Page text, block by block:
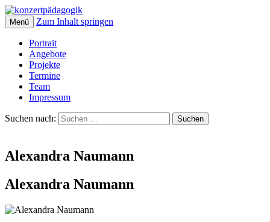
Menü Zum Inhalt springen
Portrait
Angebote
Projekte
Termine
Team
Impressum
Suchen nach:
Alexandra Naumann
Alexandra Naumann